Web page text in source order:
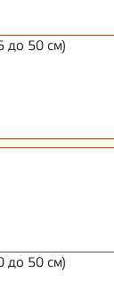
до 50 см)
до 50 см)